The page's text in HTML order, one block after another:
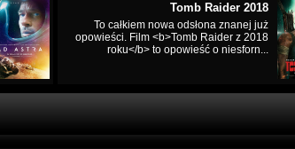
Tomb Raider 2018
To całkiem nowa odsłona znanej już
opowieści. Film <b>Tomb Raider z 2018
roku</b> to opowieść o niesforn...